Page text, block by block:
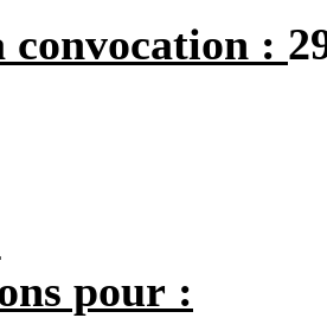
convocation :
pour :